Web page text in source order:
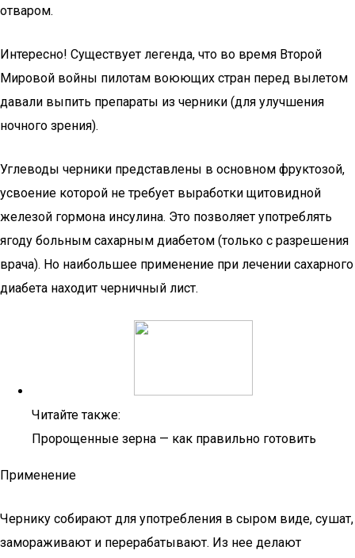
отваром.
Интересно! Существует легенда, что во время Второй
Мировой войны пилотам воюющих стран перед вылетом
давали выпить препараты из черники (для улучшения
ночного зрения).
Углеводы черники представлены в основном фруктозой,
усвоение которой не требует выработки щитовидной
железой гормона инсулина. Это позволяет употреблять
ягоду больным сахарным диабетом (только с разрешения
врача). Но наибольшее применение при лечении сахарного
диабета находит черничный лист.
Читайте также:
Пророщенные зерна — как правильно готовить
Применение
Чернику собирают для употребления в сыром виде, сушат,
замораживают и перерабатывают. Из нее делают